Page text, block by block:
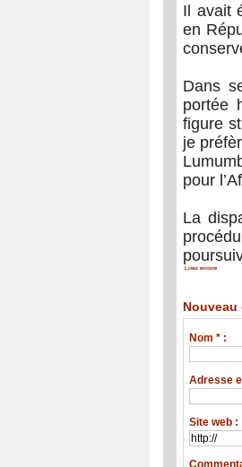
Il avait
en
Dans
portée
figure
je
pour
La
Lisez encore
Nouveau
Nom * :
Adresse
Site web :